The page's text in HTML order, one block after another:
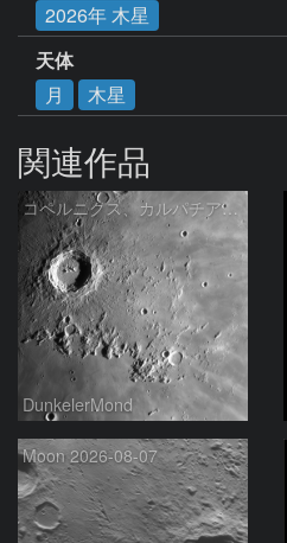
2026年 木星
天体
月
木星
関連作品
コペルニクス、カルパチア山脈付近
DunkelerMond
Moon 2026-08-07